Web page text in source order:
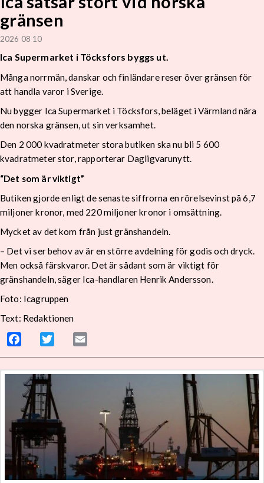
gränsen
2026 08 10
Ica Supermarket i Töcksfors byggs ut.
Många norrmän, danskar och finländare reser över gränsen för
att handla varor i Sverige.
Nu bygger Ica Supermarket i Töcksfors, beläget i Värmland nära
den norska gränsen, ut sin verksamhet.
Den 2 000 kvadratmeter stora butiken ska nu bli 5 600
kvadratmeter stor, rapporterar Dagligvarunytt.
“Det som är viktigt”
Butiken gjorde enligt de senaste siffrorna en rörelsevinst på 6,7
miljoner kronor, med 220 miljoner kronor i omsättning.
Mycket av det kom från just gränshandeln.
– Det vi ser behov av är en större avdelning för godis och dryck.
Men också färskvaror. Det är sådant som är viktigt för
gränshandeln, säger Ica-handlaren Henrik Andersson.
Foto: Icagruppen
Text: Redaktionen
Facebook Twitter